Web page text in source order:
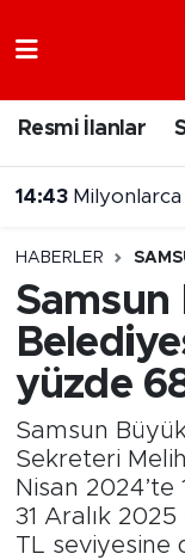
Resmi İlanlar
14:43
HABERLER
Samsun
yüzde
Samsun
Sekreteri
Nisan
31 Aralık
TL seviyesine
Samsun
Süper Lig
Tüm
Son Dakika
Haber